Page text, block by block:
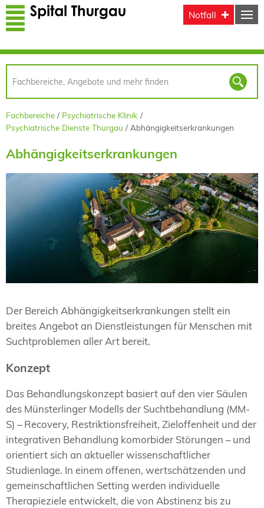
Direkt zum Inhalt
Notfall
Fachbereiche
Psychiatrische Klinik
Psychiatrische Dienste Thurgau
Abhängigkeitserkrankungen
Abhängigkeitserkrankungen
Der Bereich Abhängigkeitserkrankungen stellt ein
breites Angebot an Dienstleistungen für Menschen mit
Suchtproblemen aller Art bereit.
Konzept
Das Behandlungskonzept basiert auf den vier Säulen
des Münsterlinger Modells der Suchtbehandlung (MM-
S) – Recovery, Restriktionsfreiheit, Zieloffenheit und der
integrativen Behandlung komorbider Störungen – und
orientiert sich an aktueller wissenschaftlicher
Studienlage. In einem offenen, wertschätzenden und
gemeinschaftlichen Setting werden individuelle
Therapieziele entwickelt, die von Abstinenz bis zu